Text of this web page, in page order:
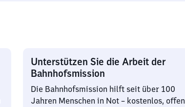
Unterstützen Sie die Arbeit der
Bahnhofsmission
Die Bahnhofsmission hilft seit über 100
Jahren Menschen in Not – kostenlos, offen